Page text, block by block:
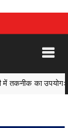
किसानों ने